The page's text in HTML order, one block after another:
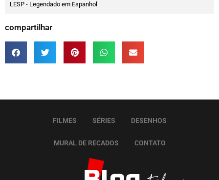
LESP - Legendado em Espanhol
compartilhar
FILMES SÉRIES DESENHOS
MURAL DE RECADOS CONTATO